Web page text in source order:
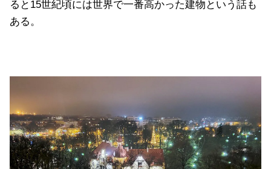
ると15世紀頃には世界で一番高かった建物という話も
ある。